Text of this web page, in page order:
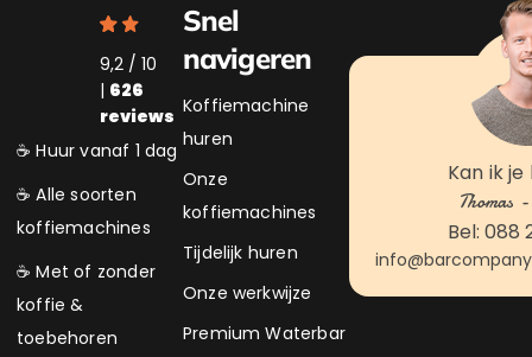
9,2 / 10
| 626
reviews
☕ Huur vanaf 1 dag
☕ Alle soorten
koffiemachines
☕ Met of zonder
koffie &
toebehoren
Snel
navigeren
Koffiemachine
huren
Onze
koffiemachines
Tijdelijk huren
Onze werkwijze
Premium Waterbar
Kan ik
Thomas
Bel: 088